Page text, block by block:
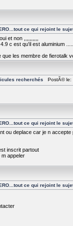
ce qui rejoint le
et non ,,,,,,,,,,
c est qu'il est aluminium
les membre de fierotalk
recherchés PostÃ© le:
ce qui rejoint le
ou deplace car je n accepte
inscrit partout
m appeler
ce qui rejoint le